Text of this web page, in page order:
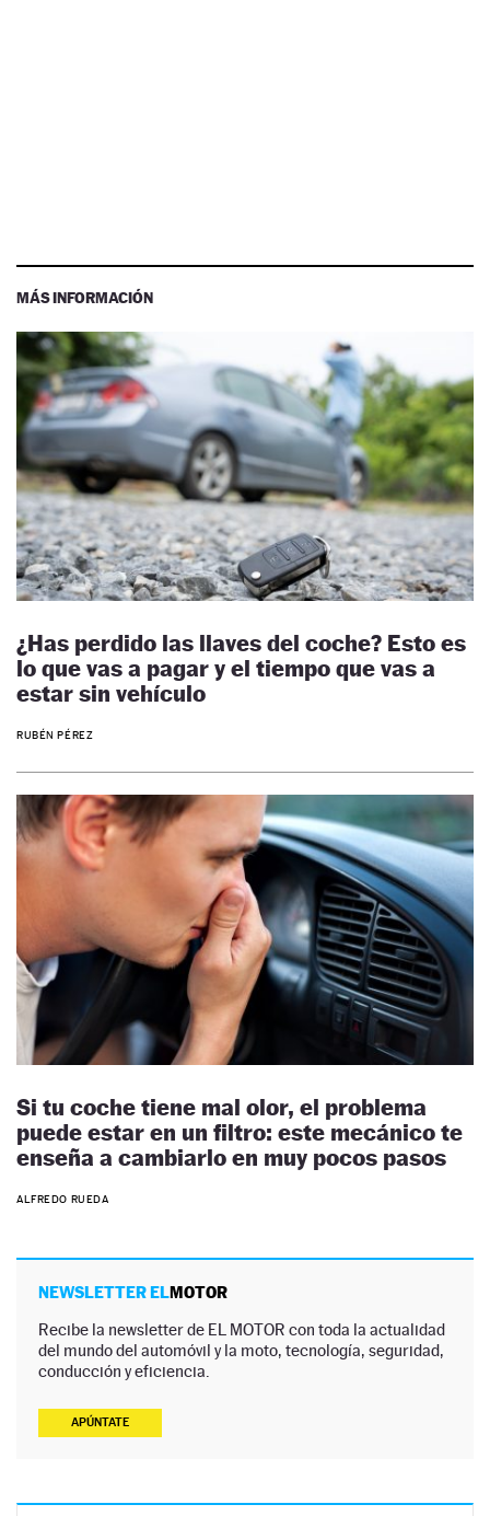
MÁS INFORMACIÓN
¿Has perdido las llaves del coche? Esto es
lo que vas a pagar y el tiempo que vas a
estar sin vehículo
RUBÉN PÉREZ
Si tu coche tiene mal olor, el problema
puede estar en un filtro: este mecánico te
enseña a cambiarlo en muy pocos pasos
ALFREDO RUEDA
NEWSLETTER ELMOTOR
Recibe la newsletter de EL MOTOR con toda la actualidad
del mundo del automóvil y la moto, tecnología, seguridad,
conducción y eficiencia.
APÚNTATE